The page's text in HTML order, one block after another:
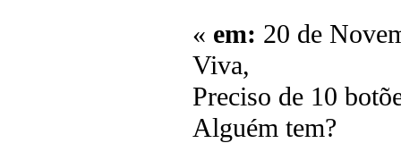
« em: 20 de
Viva,
Preciso de 10
Alguém tem?